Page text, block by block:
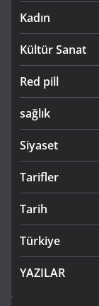
Kadın
Kültür Sanat
Red pill
sağlık
Siyaset
Tarifler
Tarih
Türkiye
YAZILAR